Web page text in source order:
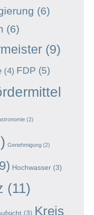
(6)
(6)
(9)
(4) FDP (5)
(2)
Genehmigung (2)
Hochwasser (3)
(11)
(3) Kreis